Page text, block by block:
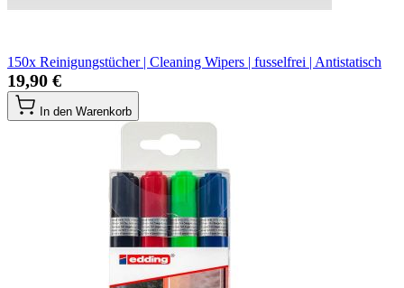
150x Reinigungstücher | Cleaning Wipers | fusselfrei | Antistatisch
19,90 €
In den Warenkorb